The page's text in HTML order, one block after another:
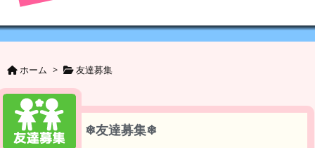
ユーザ
ホーム > 友達募集
❄︎友達募集❄︎